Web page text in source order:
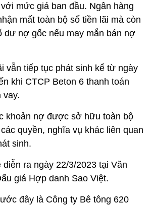
mức giá ban đầu. Ngân hàng
mất toàn bộ số tiền lãi mà còn
dư nợ gốc nếu may mắn bán nợ
vẫn tiếp tục phát sinh kể từ ngày
khi CTCP Beton 6 thanh toán
vay.
khoản nợ được sở hữu toàn bộ
quyền, nghĩa vụ khác liên quan
sinh.
diễn ra ngày 22/3/2023 tại Văn
giá Hợp danh Sao Việt.
đây là Công ty Bê tông 620